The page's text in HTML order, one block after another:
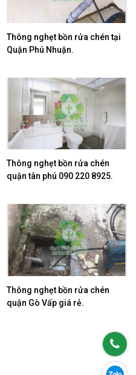
Thông nghẹt bồn rửa chén tại
Quận Phú Nhuận.
Thông nghẹt bồn rửa chén
quận tân phú 090 220 8925.
Thông nghẹt bồn rửa chén
quận Gò Vấp giá rẻ.